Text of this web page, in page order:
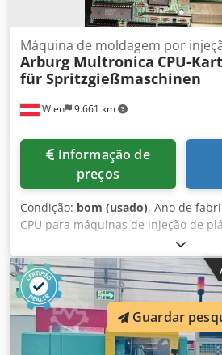
Wien 9.661 km
Máquina de moldagem por
Arburg Multronica CPU-
für Spritzgießmaschinen
preços
Condição: bom (usado), Ano de
CPU para máquinas de injeção de
Multronica Placas fabricadas
Dcjdpfxezl Tv Ts Ag Tok Disponíveis:
Guardar